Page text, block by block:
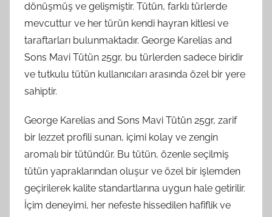
dönüşmüş ve gelişmiştir. Tütün, farklı türlerde
mevcuttur ve her türün kendi hayran kitlesi ve
taraftarları bulunmaktadır. George Karelias and
Sons Mavi Tütün 25gr, bu türlerden sadece biridir
ve tutkulu tütün kullanıcıları arasında özel bir yere
sahiptir.
George Karelias and Sons Mavi Tütün 25gr, zarif
bir lezzet profili sunan, içimi kolay ve zengin
aromalı bir tütündür. Bu tütün, özenle seçilmiş
tütün yapraklarından oluşur ve özel bir işlemden
geçirilerek kalite standartlarına uygun hale getirilir.
İçim deneyimi, her nefeste hissedilen hafiflik ve